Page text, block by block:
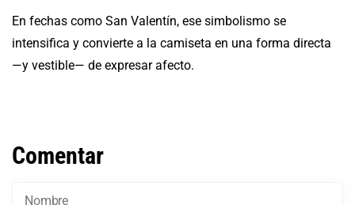
En fechas como San Valentín, ese simbolismo se
intensifica y convierte a la camiseta en una forma directa
—y vestible— de expresar afecto.
Comentar